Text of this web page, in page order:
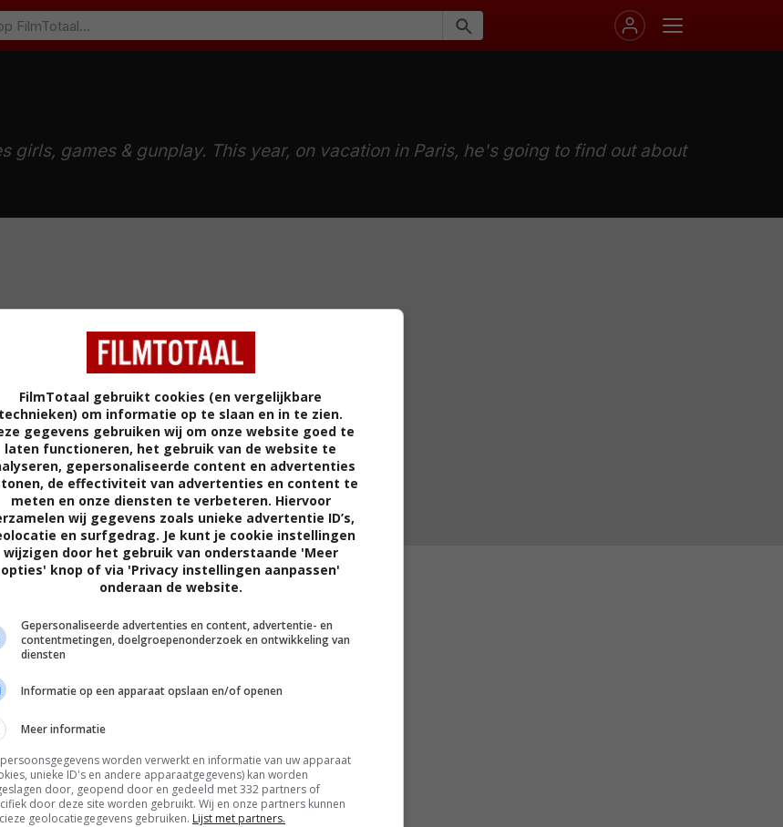
girls, games & gunplay. This year, on vacation in Paris, he's going to find out about
FilmTotaal gebruikt cookies (en vergelijkbare
technieken) om informatie op te slaan en in te zien.
gegevens gebruiken wij om onze website goed te
laten functioneren, het gebruik van de website te
gepersonaliseerde content en advertenties
de effectiviteit van advertenties en content te
meten en onze diensten te verbeteren. Hiervoor
wij gegevens zoals unieke advertentie ID’s,
en surfgedrag. Je kunt je cookie instellingen
wijzigen door het gebruik van onderstaande 'Meer
opties' knop of via 'Privacy instellingen aanpassen'
onderaan de website.
Gepersonaliseerde advertenties en content, advertentie- en
contentmetingen, doelgroepenonderzoek en ontwikkeling van
diensten
Informatie op een apparaat opslaan en/of openen
Meer informatie
worden verwerkt en informatie van uw apparaat
unieke ID's en andere apparaatgegevens) kan worden
door, geopend door en gedeeld met 332 partners of
door deze site worden gebruikt. Wij en onze partners kunnen
geolocatiegegevens gebruiken. Lijst met partners.